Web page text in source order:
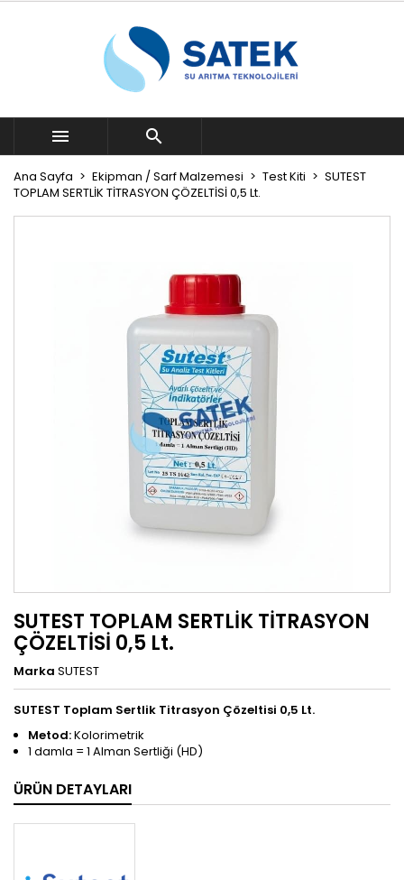
 
Ana Sayfa Ekipman / Sarf Malzemesi Test Kiti
SUTEST
TOPLAM SERTLİK TİTRASYON ÇÖZELTİSİ 0,5 Lt.
SUTEST TOPLAM SERTLİK TİTRASYON
ÇÖZELTİSİ 0,5 Lt.
Marka SUTEST
SUTEST Toplam Sertlik Titrasyon Çözeltisi 0,5 Lt.
Metod:Kolorimetrik
1 damla = 1 Alman Sertliği (HD)
ÜRÜN DETAYLARI